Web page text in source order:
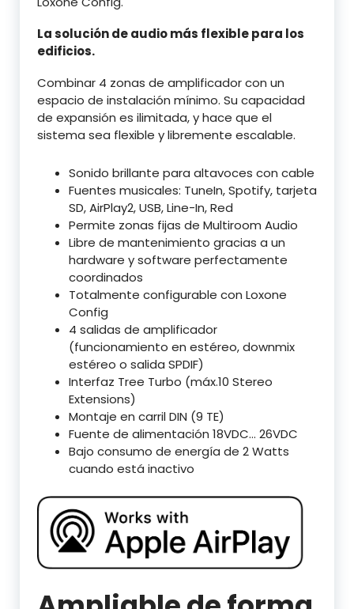
La solución de audio más flexible para los
edificios.
Combinar 4 zonas de amplificador con un
espacio de instalación mínimo. Su capacidad
de expansión es ilimitada, y hace que el
sistema sea flexible y libremente escalable.
Sonido brillante para altavoces con cable
Fuentes musicales: TuneIn, Spotify, tarjeta
SD, AirPlay2, USB, Line-In, Red
Permite zonas fijas de Multiroom Audio
Libre de mantenimiento gracias a un
hardware y software perfectamente
coordinados
Totalmente configurable con Loxone
Config
4 salidas de amplificador
(funcionamiento en estéreo, downmix
estéreo o salida SPDIF)
Interfaz Tree Turbo (máx.10 Stereo
Extensions)
Montaje en carril DIN (9 TE)
Fuente de alimentación 18VDC… 26VDC
Bajo consumo de energía de 2 Watts
cuando está inactivo